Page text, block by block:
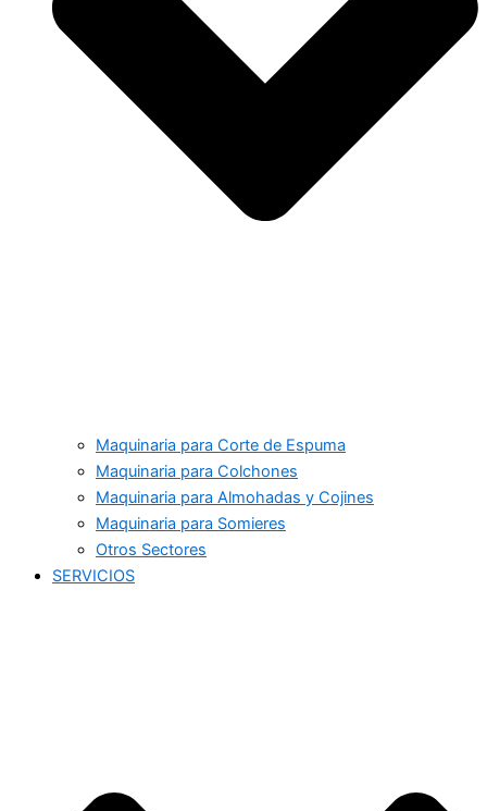
Maquinaria para Corte de Espuma
Maquinaria para Colchones
Maquinaria para Almohadas y Cojines
Maquinaria para Somieres
Otros Sectores
SERVICIOS